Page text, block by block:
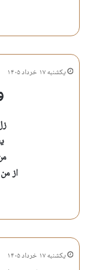
یکشنبه ۱۷ خرداد ۱۴۰۵
از
یکشنبه ۱۷ خرداد ۱۴۰۵